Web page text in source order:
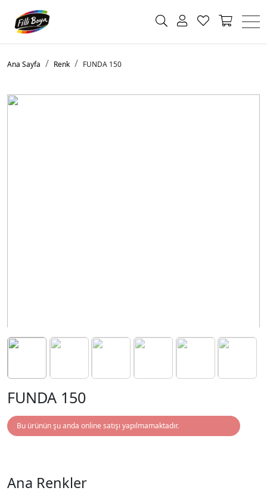
Ana Sayfa Renk FUNDA 150
FUNDA 150
Bu ürünün şu anda online satışı yapılmamaktadır.
Ana Renkler